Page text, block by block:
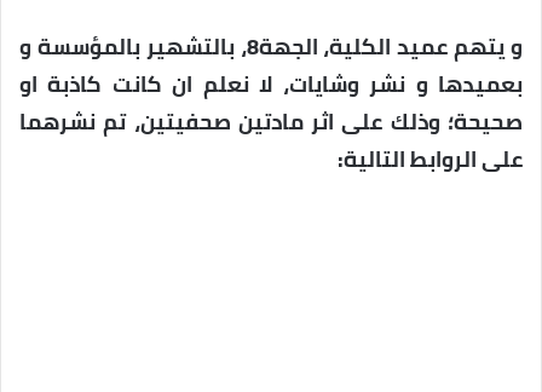
و يتهم عميد الكلية، الجهة8، بالتشهير بالمؤسسة و
بعميدها و نشر وشايات، لا نعلم ان كانت كاذبة او
صحيحة؛ وذلك على اثر مادتين صحفيتين، تم نشرهما
على الروابط التالية: